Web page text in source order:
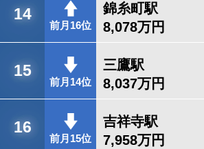
14
前月16位
錦糸町駅
8,078万円
15
前月14位
三鷹駅
8,037万円
16
前月15位
吉祥寺駅
7,958万円